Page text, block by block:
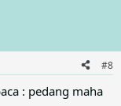
#8
: pedang maha